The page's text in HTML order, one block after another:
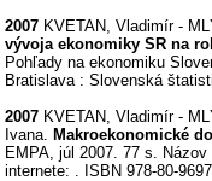
2007 KVETAN, Vladimír -
vývoja ekonomiky SR na
Pohľady na ekonomiku
Bratislava : Slovenská
2007 KVETAN, Vladimír -
Ivana. Makroekonomické
EMPA, júl 2007. 77 s.
internete: . ISBN 978-80-